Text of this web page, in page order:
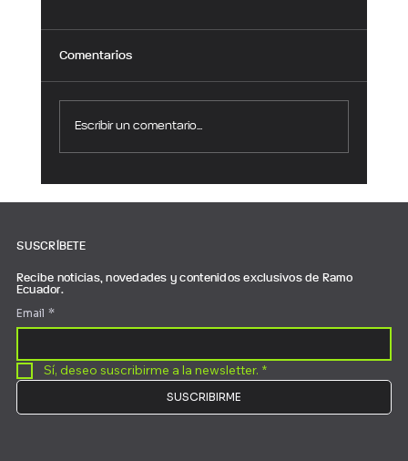
SAP Business One
Comentarios
Escribir un comentario...
SUSCRÍBETE
Recibe noticias, novedades y contenidos exclusivos de Ramo
Ecuador.
Email *
Sí, deseo suscribirme a la newsletter. *
SUSCRIBIRME